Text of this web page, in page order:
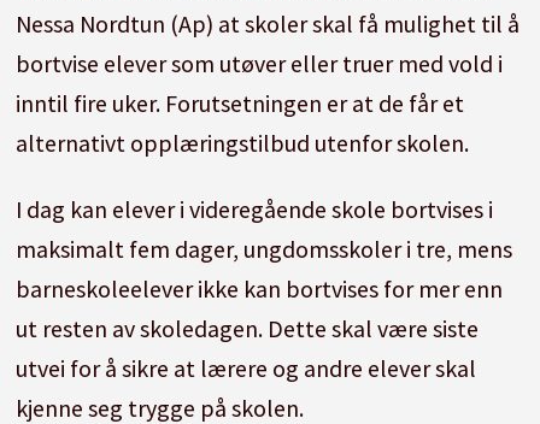
Nessa Nordtun (Ap) at skoler skal få mulighet til å
bortvise elever som utøver eller truer med vold i
inntil fire uker. Forutsetningen er at de får et
alternativt opplæringstilbud utenfor skolen.
I dag kan elever i videregående skole bortvises i
maksimalt fem dager, ungdomsskoler i tre, mens
barneskoleelever ikke kan bortvises for mer enn
ut resten av skoledagen. Dette skal være siste
utvei for å sikre at lærere og andre elever skal
kjenne seg trygge på skolen.